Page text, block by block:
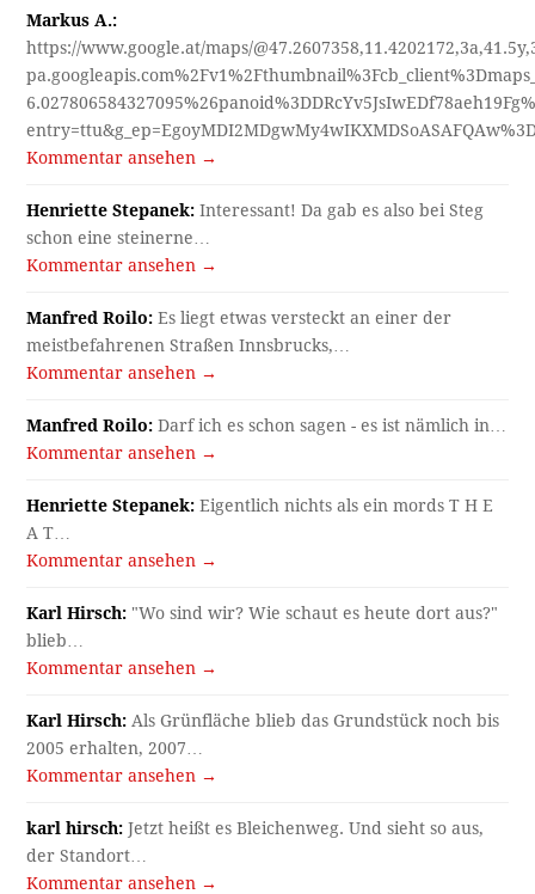
Markus A.:
https://www.google.at/maps/
Kommentar ansehen →
Henriette Stepanek: Interessant! Da gab es also bei Steg
schon eine steinerne…
Kommentar ansehen →
Manfred Roilo: Es liegt etwas versteckt an einer der
meistbefahrenen Straßen Innsbrucks,…
Kommentar ansehen →
Manfred Roilo: Darf ich es schon sagen - es ist nämlich in…
Kommentar ansehen →
Henriette Stepanek: Eigentlich nichts als ein mords T H E
A T…
Kommentar ansehen →
Karl Hirsch: "Wo sind wir? Wie schaut es heute dort aus?"
blieb…
Kommentar ansehen →
Karl Hirsch: Als Grünfläche blieb das Grundstück noch bis
2005 erhalten, 2007…
Kommentar ansehen →
karl hirsch: Jetzt heißt es Bleichenweg. Und sieht so aus,
der Standort…
Kommentar ansehen →